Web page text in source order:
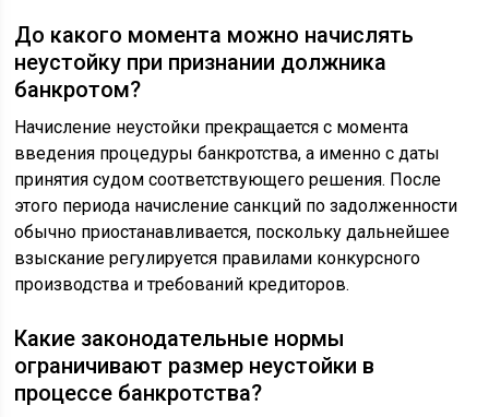
До какого момента можно начислять
неустойку при признании должника
банкротом?
Начисление неустойки прекращается с момента
введения процедуры банкротства, а именно с даты
принятия судом соответствующего решения. После
этого периода начисление санкций по задолженности
обычно приостанавливается, поскольку дальнейшее
взыскание регулируется правилами конкурсного
производства и требований кредиторов.
Какие законодательные нормы
ограничивают размер неустойки в
процессе банкротства?